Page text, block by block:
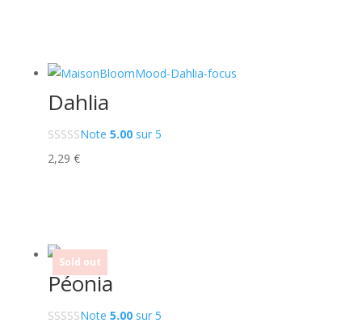
Dahlia
Note 5.00sur 5
2,29 €
Sold out
Péonia
Note 5.00sur 5